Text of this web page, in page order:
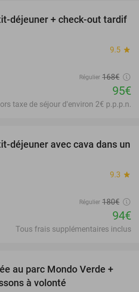
43%
déjeuner + check-out tardif
9.5 star
Régulier 168€
95€
taxe de séjour d'environ 2€ p.p.p.n.
48%
déjeuner avec cava dans un
9.3 star
Régulier 180€
94€
Tous frais supplémentaires inclus
25%
au parc Mondo Verde +
à volonté